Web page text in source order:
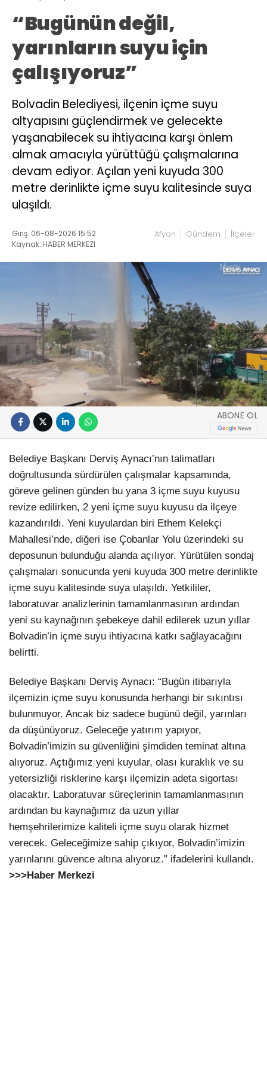
“Bugünün değil,
yarınların suyu için
çalışıyoruz”
Bolvadin Belediyesi, ilçenin içme suyu
altyapısını güçlendirmek ve gelecekte
yaşanabilecek su ihtiyacına karşı önlem
almak amacıyla yürüttüğü çalışmalarına
devam ediyor. Açılan yeni kuyuda 300
metre derinlikte içme suyu kalitesinde suya
ulaşıldı.
Giriş: 06-08-2026 15:52
Kaynak: HABER MERKEZI
Afyon Gündem İlçeler
ABONE OL
Belediye Başkanı Derviş Aynacı’nın talimatları
doğrultusunda sürdürülen çalışmalar kapsamında,
göreve gelinen günden bu yana 3 içme suyu kuyusu
revize edilirken, 2 yeni içme suyu kuyusu da ilçeye
kazandırıldı. Yeni kuyulardan biri Ethem Kelekçi
Mahallesi’nde, diğeri ise Çobanlar Yolu üzerindeki su
deposunun bulunduğu alanda açılıyor. Yürütülen sondaj
çalışmaları sonucunda yeni kuyuda 300 metre derinlikte
içme suyu kalitesinde suya ulaşıldı. Yetkililer,
laboratuvar analizlerinin tamamlanmasının ardından
yeni su kaynağının şebekeye dahil edilerek uzun yıllar
Bolvadin’in içme suyu ihtiyacına katkı sağlayacağını
belirtti.
Belediye Başkanı Derviş Aynacı: “Bugün itibarıyla
ilçemizin içme suyu konusunda herhangi bir sıkıntısı
bulunmuyor. Ancak biz sadece bugünü değil, yarınları
da düşünüyoruz. Geleceğe yatırım yapıyor,
Bolvadin’imizin su güvenliğini şimdiden teminat altına
alıyoruz. Açtığımız yeni kuyular, olası kuraklık ve su
yetersizliği risklerine karşı ilçemizin adeta sigortası
olacaktır. Laboratuvar süreçlerinin tamamlanmasının
ardından bu kaynağımız da uzun yıllar
hemşehrilerimize kaliteli içme suyu olarak hizmet
verecek. Geleceğimize sahip çıkıyor, Bolvadin’imizin
yarınlarını güvence altına alıyoruz.” ifadelerini kullandı.
>>>Haber Merkezi